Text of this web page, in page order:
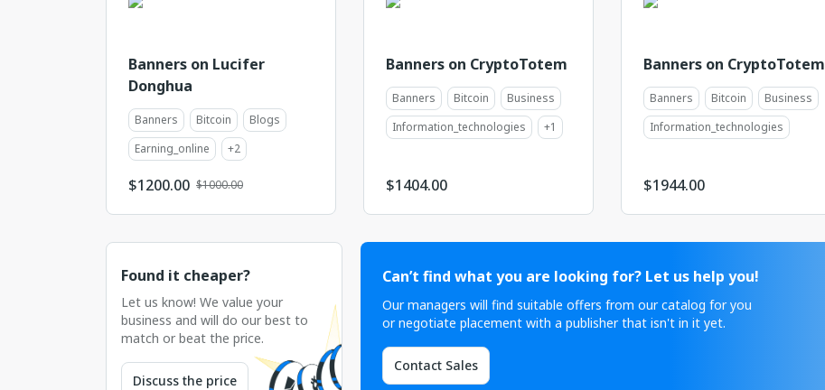
Banners on Lucifer
Donghua
Banners Bitcoin
Blogs
Earning_online
+2
$1200.00 $1000.00
Banners on CryptoTotem
Banners Bitcoin
Business
Information_technologies
+1
$1404.00
Banners on CryptoTotem
Banners Bitcoin
Business
Information_technologies
$1944.00
Found it cheaper?
Let us know! We value your
business and will do our best to
match or beat the price.
Discuss the price
Can’t find what you are looking for? Let us help you!
Our managers will find suitable offers from our catalog for you
or negotiate placement with a publisher that isn't in it yet.
Contact Sales